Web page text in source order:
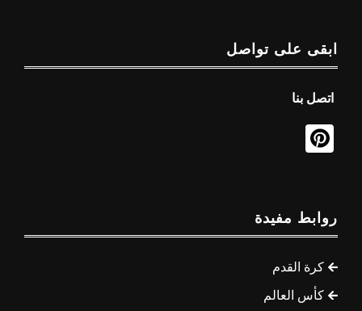
ابقى على تواصل
اتصل بنا
روابط مفيدة
كرة القدم
كأس العالم